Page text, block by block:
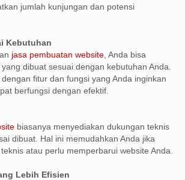
jumlah kunjungan dan potensi
Kebutuhan
jasa pembuatan website , Anda bisa
dibuat sesuai dengan kebutuhan Anda.
fitur dan fungsi yang Anda inginkan
berfungsi dengan efektif.
biasanya menyediakan dukungan teknis
dibuat. Hal ini memudahkan Anda jika
atau perlu memperbarui website Anda.
Lebih Efisien